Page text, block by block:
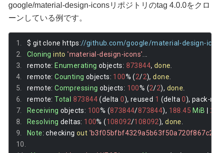
google/material-design-iconsリポジトリのtag 4.0.0をクロ
ーンしている例です。
$ git clone https://github.com/google/material-design-
Cloning into 'material-design-icons'
remote: Enumerating objects: 873844, done
remote: Counting objects: 100% (2/2), done
remote: Compressing objects: 100% (2/2), done
remote: Total 873844 (delta 0), reused 1 (delta 0), pack-
Receiving objects: 100% (873844/873844), 188.45 MiB
Resolving deltas: 100% (108092/108092), done
Note: checking out